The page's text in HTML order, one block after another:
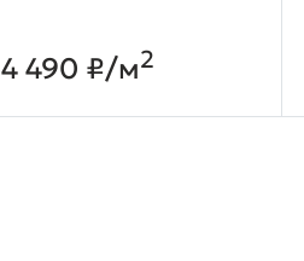
4 490 ₽/м2